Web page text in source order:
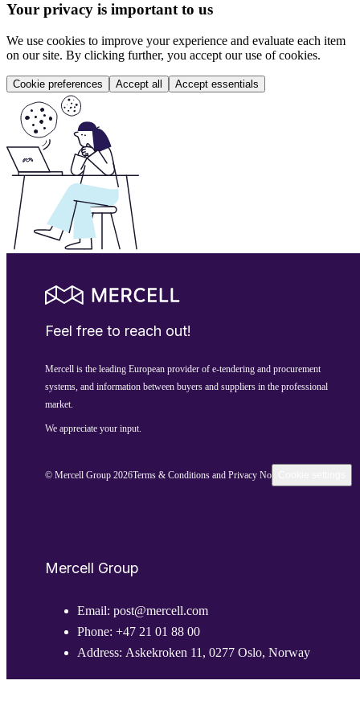
Your privacy is important to us
We use cookies to improve your experience and evaluate each item
on our site. By clicking further, you accept our use of cookies.
Cookie preferences Accept all Accept essentials
Feel free to reach out!
Mercell is the leading European provider of e-tendering and procurement
systems, and information between buyers and suppliers in the professional
market.
We appreciate your input.
© Mercell Group 2026Terms & Conditions and Privacy Notice
Mercell Group
Email: post@mercell.com
Phone: +47 21 01 88 00
Address: Askekroken 11, 0277 Oslo, Norway